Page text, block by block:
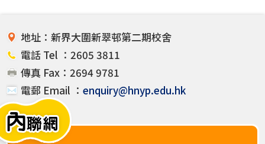
地址：新界大圍新翠邨第二期校舍
電話 Tel ：2605 3811
傳真 Fax：2694 9781
電郵 Email ： enquiry@hnyp.edu.hk